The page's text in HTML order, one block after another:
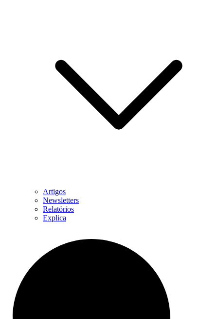
Artigos
Newsletters
Relatórios
Explica